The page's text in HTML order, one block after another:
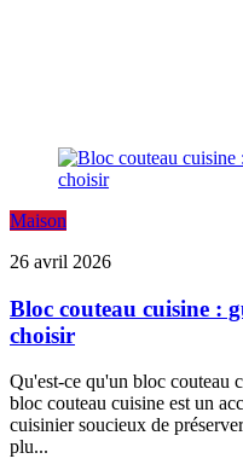
Maison
26 avril 2026
Bloc couteau cuisine :
choisir
Qu'est-ce qu'un bloc couteau
bloc couteau cuisine est un
cuisinier soucieux de
plu...